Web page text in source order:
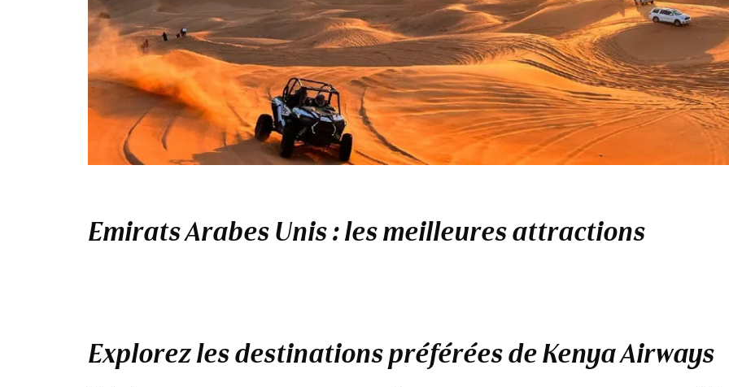
Emirats Arabes Unis : les meilleures attractions
Explorez les destinations préférées de Kenya Airways